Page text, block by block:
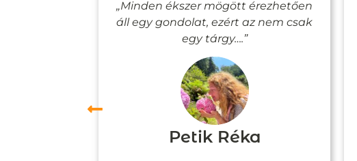
„Minden ékszer mögött érezhetően
áll egy gondolat, ezért az nem csak
egy tárgy….”
Petik Réka